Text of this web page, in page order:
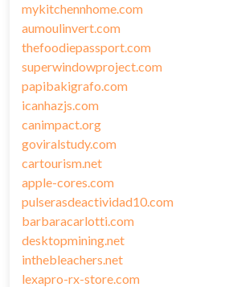
mykitchennhome.com
aumoulinvert.com
thefoodiepassport.com
superwindowproject.com
papibakigrafo.com
icanhazjs.com
canimpact.org
goviralstudy.com
cartourism.net
apple-cores.com
pulserasdeactividad10.com
barbaracarlotti.com
desktopmining.net
inthebleachers.net
lexapro-rx-store.com